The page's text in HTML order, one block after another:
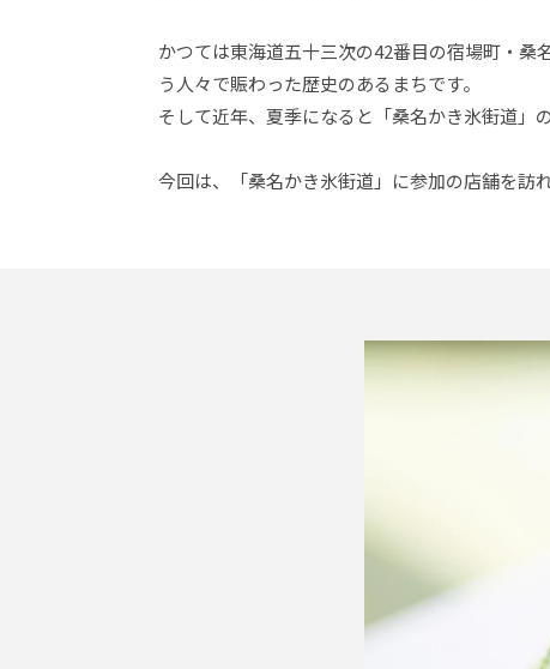
かつては東海道五十三次の42番目の宿場町・
う人々で賑わった歴史のあるまちです。
そして近年、夏季になると「桑名かき氷街道」
今回は、「桑名かき氷街道」に参加の店舗を訪